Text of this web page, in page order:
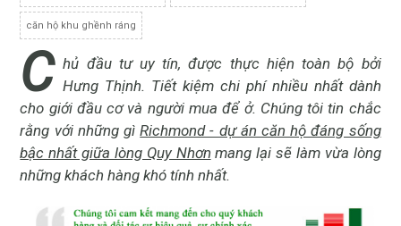
căn hộ khu ghềnh ráng
C hủ đầu tư uy tín, được thực hiện toàn bộ bởi
Hưng Thịnh. Tiết kiệm chi phí nhiều nhất dành
cho giới đầu cơ và người mua để ở. Chúng tôi tin chắc
rằng với những gìRichmond - dự án căn hộ đáng sống
bậc nhất giữa lòng Quy Nhơn mang lại sẽ làm vừa lòng
những khách hàng khó tính nhất.